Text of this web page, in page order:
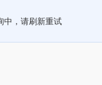
中，请刷新重试